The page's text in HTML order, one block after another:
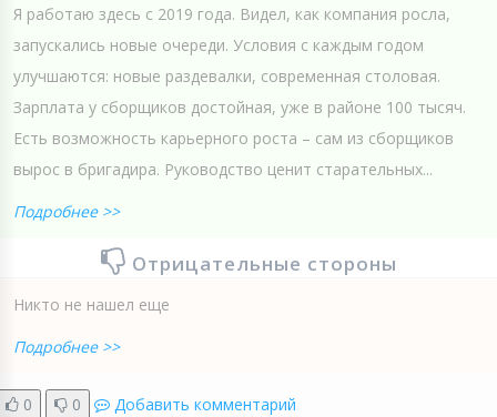
Я работаю здесь с 2019 года. Видел, как компания росла,
запускались новые очереди. Условия с каждым годом
улучшаются: новые раздевалки, современная столовая.
Зарплата у сборщиков достойная, уже в районе 100 тысяч.
Есть возможность карьерного роста – сам из сборщиков
вырос в бригадира. Руководство ценит старательных...
Подробнее >>
Отрицательные стороны
Никто не нашел еще
Подробнее >>
0 0 Добавить комментарий